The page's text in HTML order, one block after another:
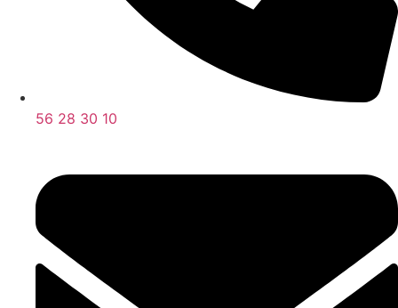
56 28 30 10